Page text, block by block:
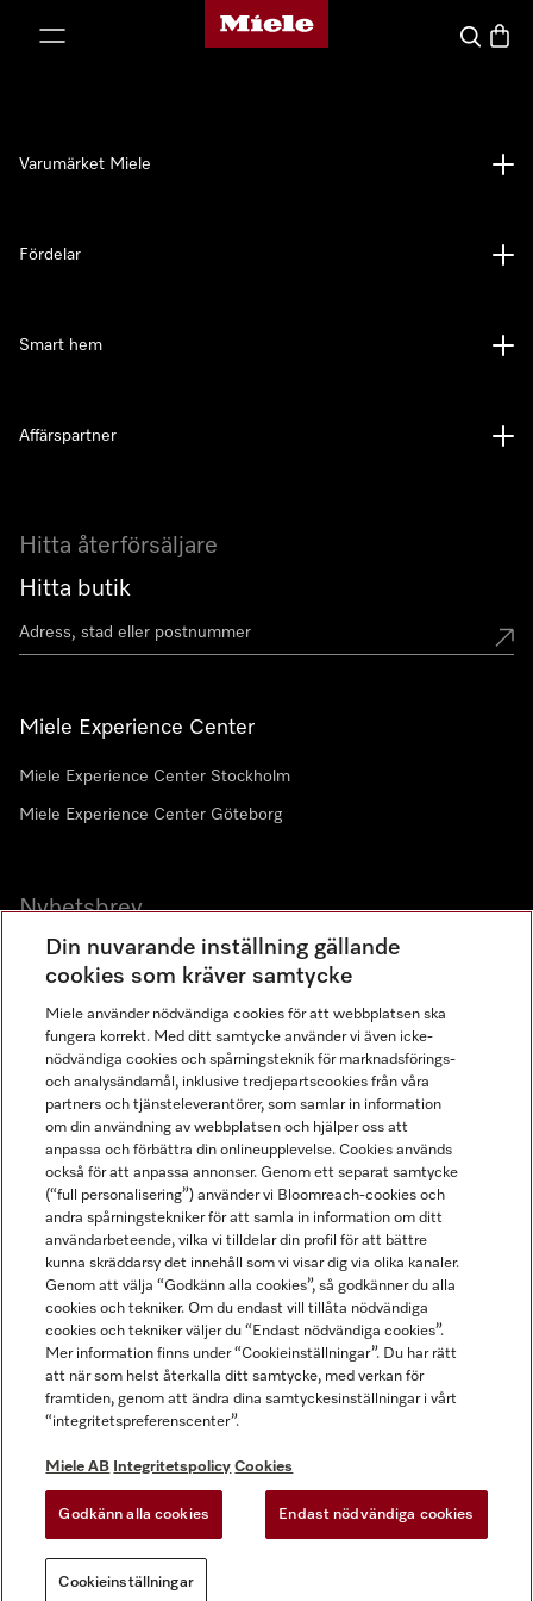
Mieles hemsida
Sök
Hitta återförsäljare
Hitta butik
Miele Experience Center
Miele Experience Center Stockholm
Miele Experience Center Göteborg
Nyhetsbrev
Gå med i vår gemenskap
Varumärket Miele
Fördelar
Smart hem
Affärspartner
Miele AB
Allmänna villkor
Användarvillkor
Miele tillgänglighetsförklaring
Lagen om digitala tjänster
Miele på LinkedIn
Miele på Facebook
Miele på Instagram
Miele på Youtube
Din nuvarande inställning gällande
cookies som kräver samtycke
Miele använder nödvändiga cookies för att webbplatsen ska
fungera korrekt. Med ditt samtycke använder vi även icke-
nödvändiga cookies och spårningsteknik för marknadsförings-
och analysändamål, inklusive tredjepartscookies från våra
partners och tjänsteleverantörer, som samlar in information
om din användning av webbplatsen och hjälper oss att
anpassa och förbättra din onlineupplevelse. Cookies används
också för att anpassa annonser. Genom ett separat samtycke
(“full personalisering”) använder vi Bloomreach-cookies och
andra spårningstekniker för att samla in information om ditt
användarbeteende, vilka vi tilldelar din profil för att bättre
kunna skräddarsy det innehåll som vi visar dig via olika kanaler.
Genom att välja “Godkänn alla cookies”, så godkänner du alla
cookies och tekniker. Om du endast vill tillåta nödvändiga
cookies och tekniker väljer du “Endast nödvändiga cookies”.
Mer information finns under “Cookieinställningar”. Du har rätt
att när som helst återkalla ditt samtycke, med verkan för
framtiden, genom att ändra dina samtyckesinställningar i vårt
“integritetspreferenscenter”.
Miele AB Integritetspolicy Cookies
Godkänn alla cookies Endast nödvändiga cookies
Cookieinställningar